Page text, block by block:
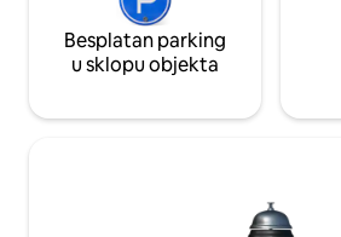
Besplatan parking
u sklopu objekta